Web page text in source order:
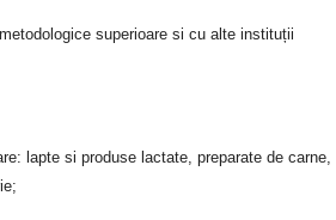
superioare si cu alte instituții
lapte si produse lactate, preparate de carne,